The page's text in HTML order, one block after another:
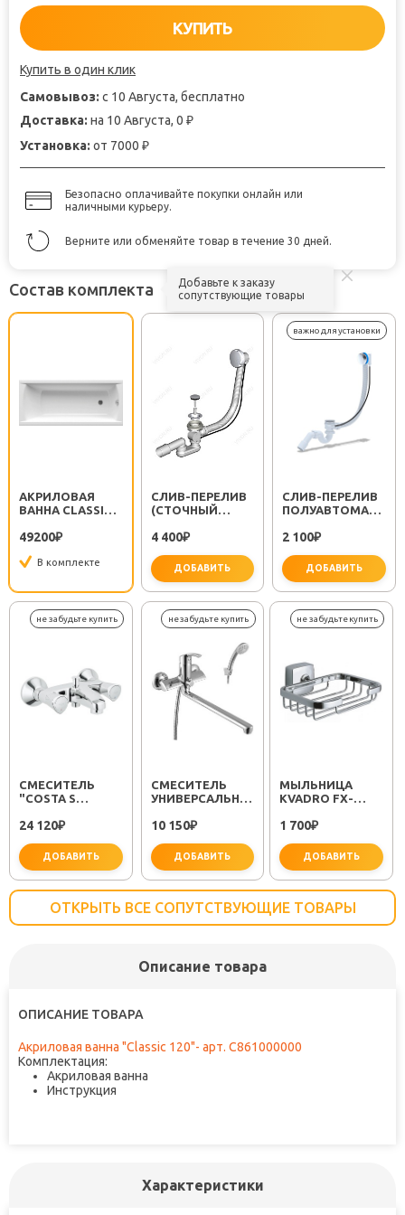
КУПИТЬ
Купить в один клик
Самовывоз: с 10 Августа, бесплатно
Доставка: на 10 Августа, 0 ₽
Установка: от 7000 ₽
Безопасно оплачивайте покупки онлайн или
наличными курьеру.
Верните или обменяйте товар в течение 30 дней.
Состав комплекта
Добавьте к заказу
сопутствующие товары
АКРИЛОВАЯ
ВАННА CLASSIC
49200₽
В комплекте
СЛИВ-ПЕРЕЛИВ
(СТОЧНЫЙ
ДЛЯ ВАННЫ
ХРОМ
4 400₽
ДОБАВИТЬ
важно
CЛИВ-ПЕРЕЛИВ
ПОЛУАВТОМАТ
2 100₽
ДОБАВИТЬ
СМЕСИТЕЛЬ
"COSTA S
24 120₽
ДОБАВИТЬ
не забудьте купить
СМЕСИТЕЛЬ
УНИВЕРСАЛЬНЫЙ
LM1151C"
10 150₽
ДОБАВИТЬ
МЫЛЬНИЦА
KVADRO FX-
1 700₽
ДОБАВИТЬ
ОТКРЫТЬ ВСЕ СОПУТСТВУЮЩИЕ ТОВАРЫ
Описание товара
ОПИСАНИЕ ТОВАРА
Акриловая ванна "Classic 120"- арт. C861000000
Комплектация:
Акриловая ванна
Инструкция
Характеристики